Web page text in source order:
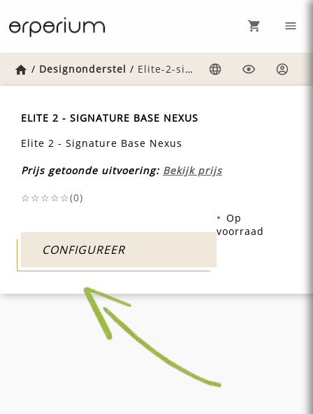
Home
/ Designonderstel / Elite-2-signature-base-nexus
ELITE 2 - SIGNATURE BASE NEXUS
Elite 2 - Signature Base Nexus
Prijs getoonde uitvoering: Bekijk prijs
☆☆☆☆☆(0)
CONFIGUREER
Op
voorraad